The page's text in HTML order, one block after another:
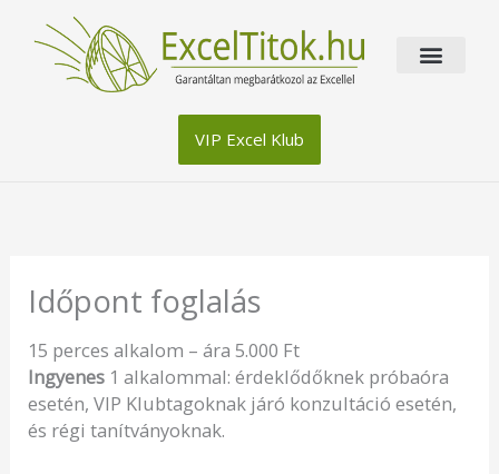
content
VIP Excel Klub
Időpont foglalás
15 perces alkalom – ára 5.000 Ft
Ingyenes 1 alkalommal: érdeklődőknek próbaóra
esetén, VIP Klubtagoknak járó konzultáció esetén,
és régi tanítványoknak.